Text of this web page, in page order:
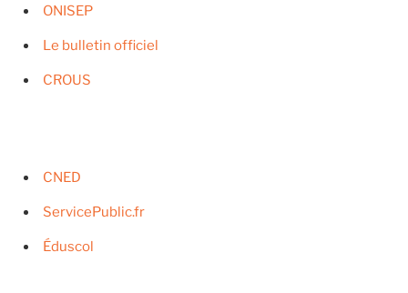
ONISEP
Le bulletin officiel
CROUS
CNED
ServicePublic.fr
Éduscol